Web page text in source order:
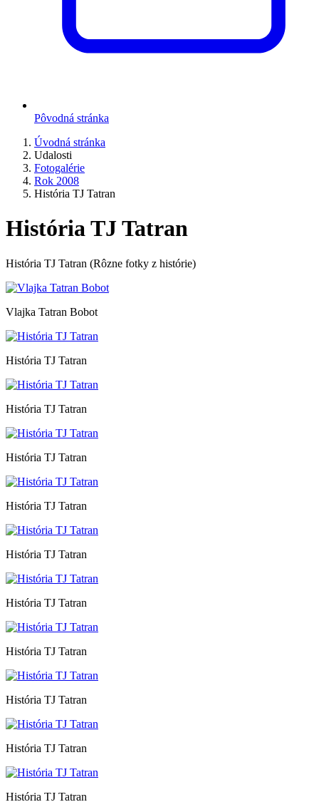
Pôvodná stránka
Úvodná stránka
Udalosti
Fotogalérie
Rok 2008
História TJ Tatran
História TJ Tatran
História TJ Tatran (Rôzne fotky z histórie)
Vlajka Tatran Bobot
História TJ Tatran
História TJ Tatran
História TJ Tatran
História TJ Tatran
História TJ Tatran
História TJ Tatran
História TJ Tatran
História TJ Tatran
História TJ Tatran
História TJ Tatran